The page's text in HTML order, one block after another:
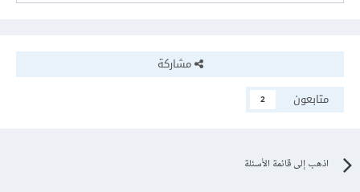
مشاركة
متابعون
2
اذهب إلى قائمة الأسئلة